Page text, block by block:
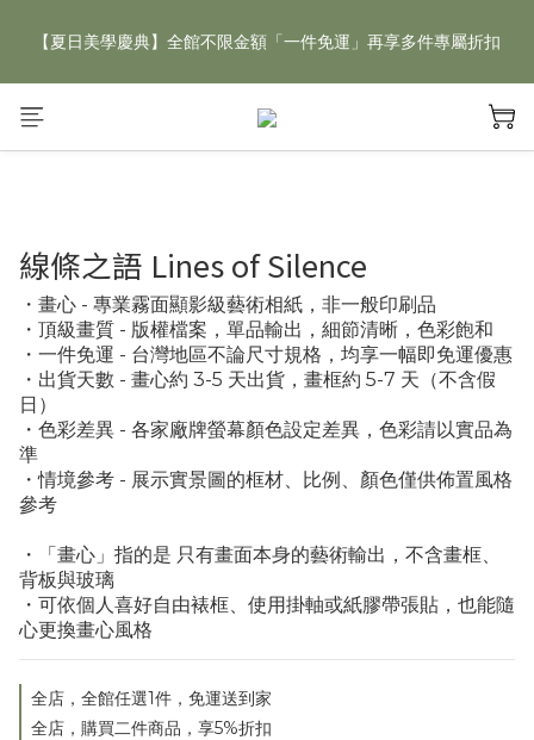
【夏日美學慶典】全館不限金額「一件免運」再享多件專屬折扣
新手好禮 🎁 加 LINE 好友，現領 新朋友專屬見面禮 優惠券！👉
線條之語 Lines of Silence
・畫心 - 專業霧面顯影級藝術相紙，非一般印刷品
・頂級畫質 - 版權檔案，單品輸出，細節清晰，色彩飽和
・一件免運 - 台灣地區不論尺寸規格，均享一幅即免運優惠
・出貨天數 - 畫心約 3-5 天出貨，畫框約 5-7 天（不含假
日）
・色彩差異 - 各家廠牌螢幕顏色設定差異，色彩請以實品為
準
・情境參考 - 展示實景圖的框材、比例、顏色僅供佈置風格
參考
・「畫心」指的是 只有畫面本身的藝術輸出，不含畫框、
背板與玻璃
・可依個人喜好自由裱框、使用掛軸或紙膠帶張貼，也能隨
心更換畫心風格
全店，全館任選1件，免運送到家
全店，購買二件商品，享5%折扣